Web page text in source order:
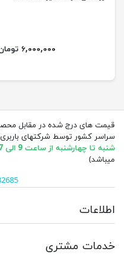
۶,۰۰۰,۰۰۰ تومان
قیمت های درج شده در مقابل
سراسر کشور توسط شرکتهای
شنبه تا چهارشنبه از ساعت 9 الی 17
میباشد)
اطلاعات
خدمات مشتری